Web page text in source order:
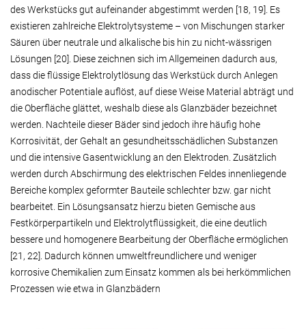
des Werkstücks gut aufeinander abgestimmt werden [18, 19]. Es
existieren zahlreiche Elektrolytsysteme – von Mischungen starker
Säuren über neutrale und alkalische bis hin zu nicht-wässrigen
Lösungen [20]. Diese zeichnen sich im Allgemeinen dadurch aus,
dass die flüssige Elektrolytlösung das Werkstück durch Anlegen
anodischer Potentiale auflöst, auf diese Weise Material abträgt und
die Oberfläche glättet, weshalb diese als Glanzbäder bezeichnet
werden. Nachteile dieser Bäder sind jedoch ihre häufig hohe
Korrosivität, der Gehalt an gesundheitsschädlichen Substanzen
und die intensive Gasentwicklung an den Elektroden. Zusätzlich
werden durch Abschirmung des elektrischen Feldes innenliegende
Bereiche komplex geformter Bauteile schlechter bzw. gar nicht
bearbeitet. Ein Lösungsansatz hierzu bieten Gemische aus
Festkörperpartikeln und Elektrolytflüssigkeit, die eine deutlich
bessere und homogenere Bearbeitung der Oberfläche ermöglichen
[21, 22]. Dadurch können umweltfreundlichere und weniger
korrosive Chemikalien zum Einsatz kommen als bei herkömmlichen
Prozessen wie etwa in Glanzbädern